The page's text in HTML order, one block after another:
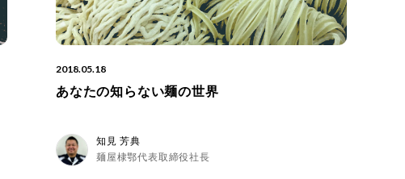
2018.05.18
あなたの知らない麺の世界
知見 芳典
麺屋棣鄂代表取締役社長